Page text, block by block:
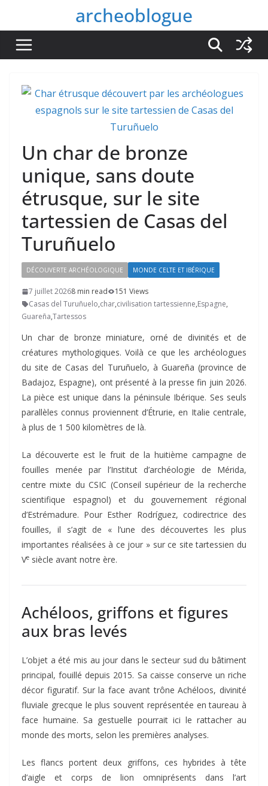
contenu
archeoblogue
Un char de bronze
unique, sans doute
étrusque, sur le site
tartessien de Casas del
Turuñuelo
DÉCOUVERTE ARCHÉOLOGIQUE MONDE CELTE ET IBÉRIQUE
7 juillet 20268 min read
151 Views
Casas del Turuñuelo,char,civilisation tartessienne,Espagne,
Guareña,Tartessos
Un char de bronze miniature, orné de divinités et de
créatures mythologiques. Voilà ce que les archéologues
du site de Casas del Turuñuelo, à Guareña (province de
Badajoz, Espagne), ont présenté à la presse fin juin 2026.
La pièce est unique dans la péninsule Ibérique. Ses seuls
parallèles connus proviennent d’Étrurie, en Italie centrale,
à plus de 1 500 kilomètres de là.
La découverte est le fruit de la huitième campagne de
fouilles menée par l’Institut d’archéologie de Mérida,
centre mixte du CSIC (Conseil supérieur de la recherche
scientifique espagnol) et du gouvernement régional
d’Estrémadure. Pour Esther Rodríguez, codirectrice des
fouilles, il s’agit de « l’une des découvertes les plus
importantes réalisées à ce jour » sur ce site tartessien du
Ve siècle avant notre ère.
Achéloos, griffons et figures
aux bras levés
L’objet a été mis au jour dans le secteur sud du bâtiment
principal, fouillé depuis 2015. Sa caisse conserve un riche
décor figuratif. Sur la face avant trône Achéloos, divinité
fluviale grecque le plus souvent représentée en taureau à
face humaine. Sa gestuelle pourrait ici le rattacher au
monde des morts, selon les premières analyses.
Les flancs portent deux griffons, ces hybrides à tête
d’aigle et corps de lion omniprésents dans l’art